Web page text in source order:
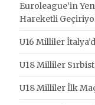
Euroleague’in
Hareketli
U16 Milliler
U18 Milliler
U18 Milliler İlk